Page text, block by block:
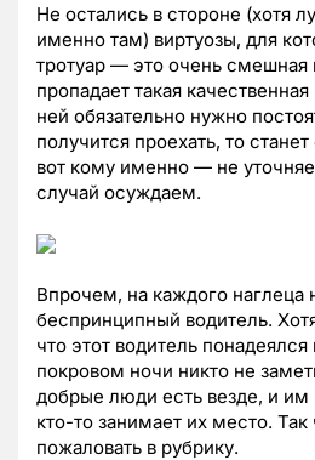
Не остались в стороне (хотя
именно там) виртуозы, для
тротуар — это очень смешная
пропадает такая
ней обязательно нужно
получится проехать, то
вот кому именно — не
случай осуждаем.
Впрочем, на каждого наглеца
беспринципный водитель.
что этот водитель понадеялся
покровом ночи никто не
добрые люди есть везде, и им
кто-то занимает их место. Так
пожаловать в рубрику.